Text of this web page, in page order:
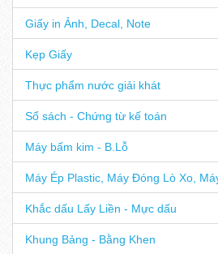
Giấy in Ảnh, Decal, Note
Kẹp Giấy
Thực phẩm nước giải khát
Sổ sách - Chứng từ kế toán
Máy bấm kim - B.Lỗ
Máy Ép Plastic, Máy Đóng Lò Xo,
Khắc dấu Lấy Liền - Mực dấu
Khung Bảng - Bằng Khen